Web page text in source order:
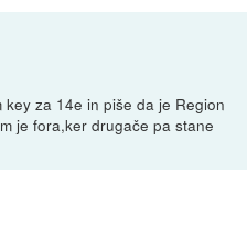
za 14e in piše da je Region
je fora,ker drugače pa stane